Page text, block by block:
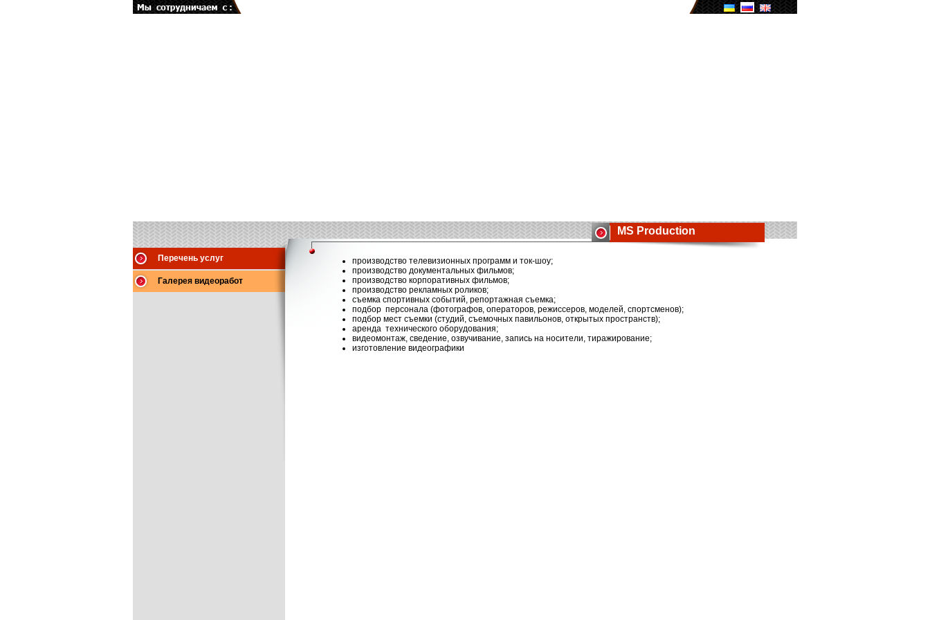
Перечень услуг
Галерея видеоработ
MS Production
производство телевизионных программ и ток-шоу;
производство документальных фильмов;
производство корпоративных фильмов;
производство рекламных роликов;
съемка спортивных событий, репортажная съемка;
подбор персонала (фотографов, операторов, режиссеров, моделей, спортсменов);
подбор мест съемки (студий, съемочных павильонов, открытых пространств);
аренда технического оборудования;
видеомонтаж, сведение, озвучивание, запись на носители, тиражирование;
изготовление видеографики